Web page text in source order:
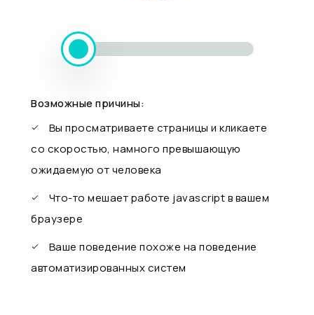
Возможные причины:
Вы просматриваете страницы и кликаете
со скоростью, намного превышающую
ожидаемую от человека
Что-то мешает работе javascript в вашем
браузере
Ваше поведение похоже на поведение
автоматизированных систем